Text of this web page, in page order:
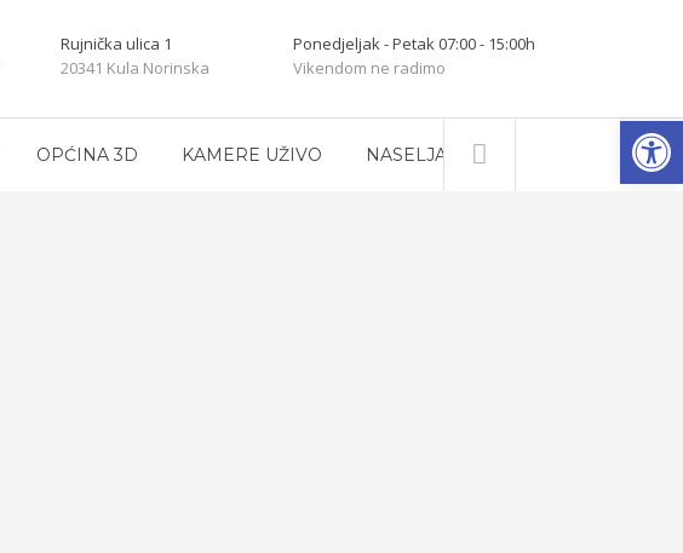
Rujnička ulica 1
20341 Kula Norinska
Ponedjeljak - Petak 07:00 - 15:00h
Vikendom ne radimo
OPĆINA 3D KAMERE UŽIVO NASELJA